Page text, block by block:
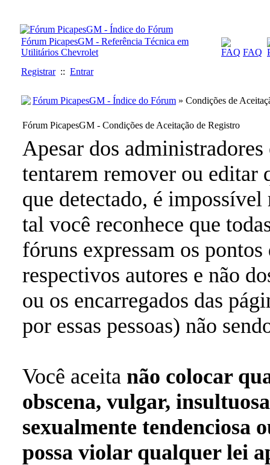
Fórum PicapesGM - Referência Técnica em
Utilitários Chevrolet
FAQ
Registrar:: Entrar
Fórum PicapesGM - Índice do Fórum » Condições de
Fórum PicapesGM - Condições de Aceitação de Registro
Apesar dos
tentarem remover ou editar
que detectado, é impossível
tal você reconhece que
fóruns expressam os
respectivos autores e não
ou os encarregados das
por essas pessoas) não
Você aceita não colocar
obscena, vulgar,
sexualmente tendenciosa
possa violar qualquer lei